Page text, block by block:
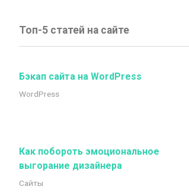
Топ-5 статей на сайте
Бэкап сайта на WordPress
WordPress
Как побороть эмоциональное
выгорание дизайнера
Сайты